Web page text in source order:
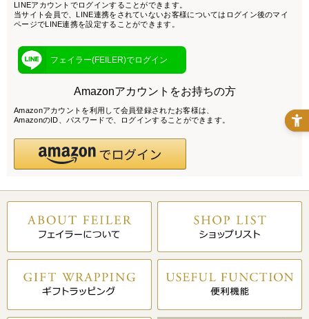
LINEアカウントでログインすることができます。
当サイト会員で、LINE連携をされていないお客様についてはログイン後のマイ
ページでLINE連携を設定することができます。
フェイラー(FEILER)でログイン
Amazonアカウントをお持ちの方
Amazonアカウントを利用して会員登録されたお客様は、
AmazonのID、パスワードで、ログインすることができます。